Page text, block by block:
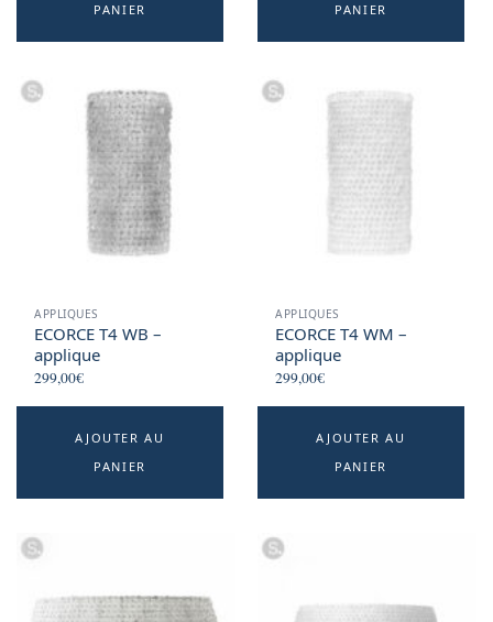
PANIER
PANIER
APPLIQUES
ECORCE T4 WB –
applique
299,00€
AJOUTER AU
PANIER
APPLIQUES
ECORCE T4 WM –
applique
299,00€
AJOUTER AU
PANIER